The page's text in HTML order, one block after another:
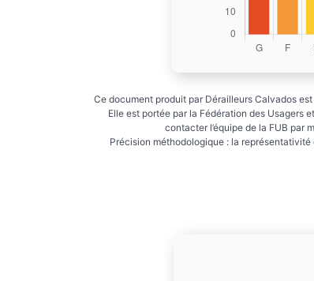
Ce document produit par Dérailleurs Calvados
Elle est portée par la Fédération des Usagers
contacter l’équipe de la FUB par
Précision méthodologique : la